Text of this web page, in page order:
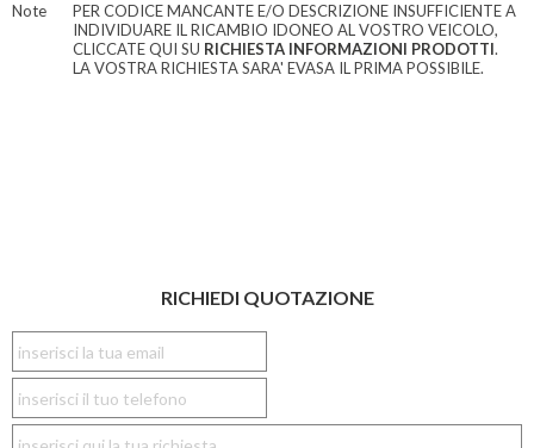
Note
PER CODICE MANCANTE E/O DESCRIZIONE INSUFFICIENTE A
INDIVIDUARE IL RICAMBIO IDONEO AL VOSTRO VEICOLO,
CLICCATE QUI SU RICHIESTA INFORMAZIONI PRODOTTI.
LA VOSTRA RICHIESTA SARA' EVASA IL PRIMA POSSIBILE.
RICHIEDI QUOTAZIONE